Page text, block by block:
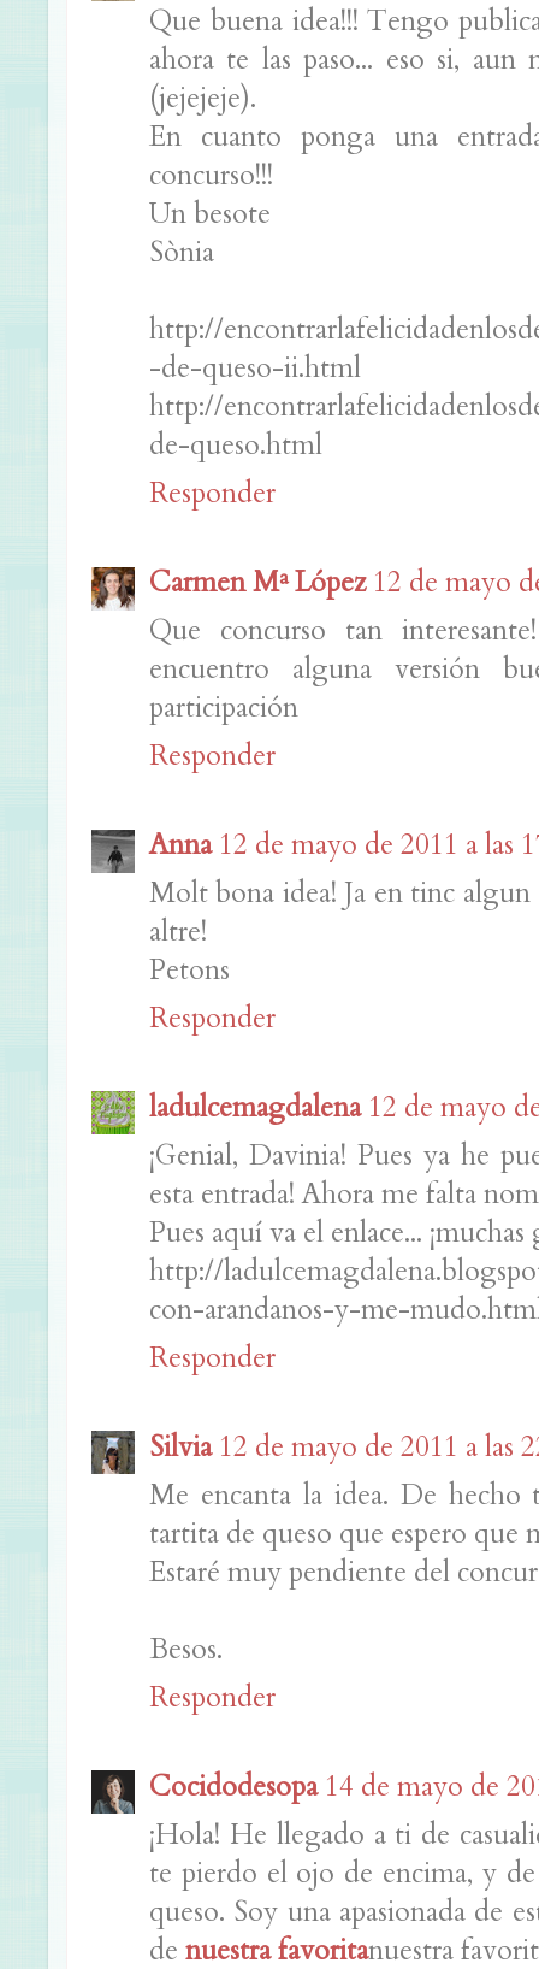
Que buena idea!!! Tengo
ahora te las paso... eso si,
(jejejeje).
En cuanto ponga una
concurso!!!
Un besote
Sònia
http://
-de-queso-ii.html
http://
de-queso.html
Responder
Carmen Mª López 12 de mayo
Que concurso tan
encuentro alguna versión
participación
Responder
Anna 12 de mayo de 2011 a las
Molt bona idea! Ja en tinc
altre!
Petons
Responder
ladulcemagdalena 12 de mayo
¡Genial, Davinia! Pues ya he
esta entrada! Ahora me falta
Pues aquí va el enlace... ¡muchas
http://
con-arandanos-y-me-
Responder
Silvia 12 de mayo de 2011 a las
Me encanta la idea. De
tartita de queso que espero que
Estaré muy pendiente del
Besos.
Responder
Cocidodesopa 14 de mayo de
¡Hola! He llegado a ti de
te pierdo el ojo de encima, y
queso. Soy una apasionada de
de nuestra favoritanuestra